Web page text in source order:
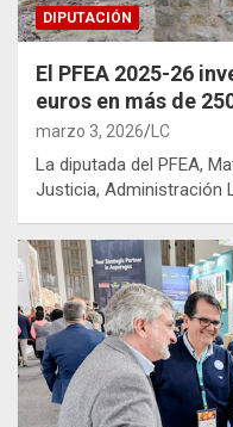
DIPUTACIÓN
El PFEA 2025-26
euros en más de
marzo 3, 2026 LC
La diputada del PFEA,
Justicia, Administración